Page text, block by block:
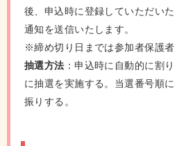
後、申込時に登録していただい
通知を送信いたします。
※締め切り日までは参加者保護
抽選方法 ：申込時に自動的に割
に抽選を実施する。当選番号順
振りする。